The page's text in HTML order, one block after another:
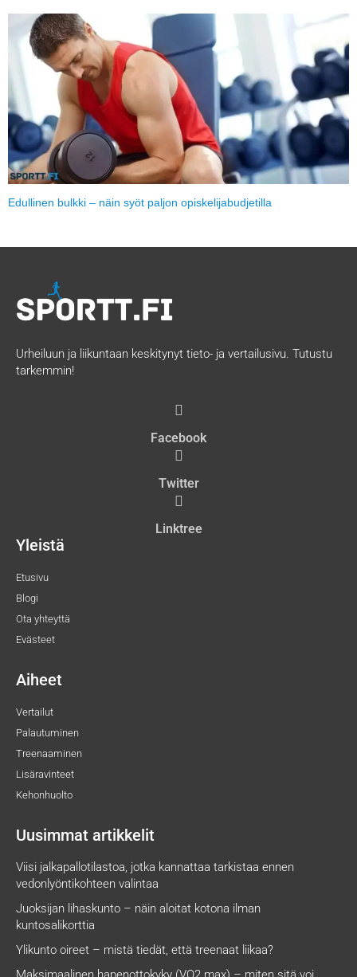
Edullinen bulkki – näin syöt paljon opiskelijabudjetilla
Urheiluun ja liikuntaan keskitynyt tieto- ja vertailusivu. Tutustu
tarkemmin!
Facebook
Twitter
Linktree
Yleistä
Etusivu
Blogi
Ota yhteyttä
Evästeet
Aiheet
Vertailut
Palautuminen
Treenaaminen
Lisäravinteet
Kehonhuolto
Uusimmat artikkelit
Viisi jalkapallotilastoa, jotka kannattaa tarkistaa ennen
vedonlyöntikohteen valintaa
Juoksijan lihaskunto – näin aloitat kotona ilman
kuntosalikorttia
Ylikunto oireet – mistä tiedät, että treenaat liikaa?